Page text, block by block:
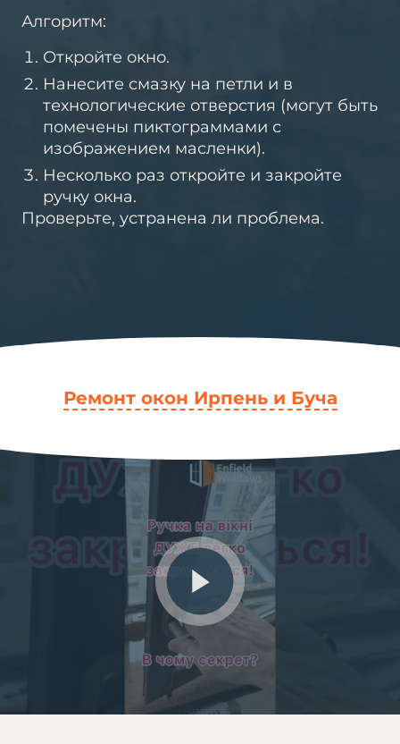
Алгоритм:
Откройте окно.
Нанесите смазку на петли и в
технологические отверстия (могут быть
помечены пиктограммами с
изображением масленки).
Несколько раз откройте и закройте
ручку окна.
Проверьте, устранена ли проблема.
Ремонт окон Ирпень и Буча